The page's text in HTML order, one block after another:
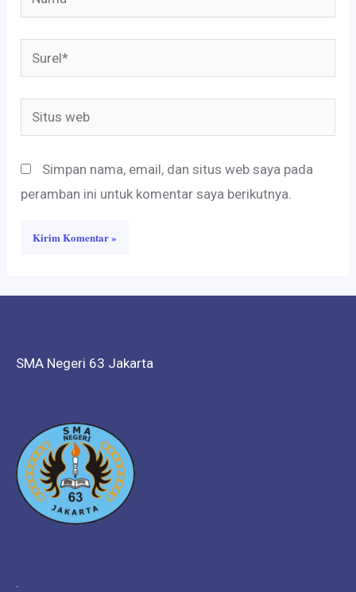
Surel*
Situs
web
Simpan nama, email, dan situs web saya pada
peramban ini untuk komentar saya berikutnya.
SMA Negeri 63 Jakarta
.